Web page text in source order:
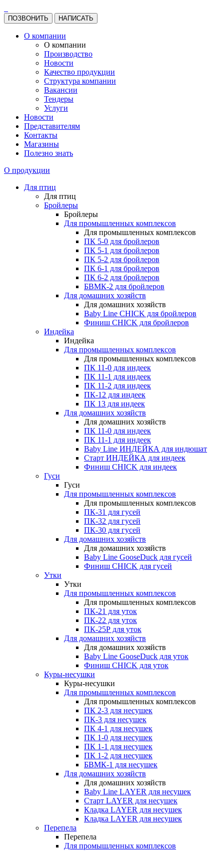
ПОЗВОНИТЬ НАПИСАТЬ
О компании
О компании
Производство
Новости
Качество продукции
Структура компании
Вакансии
Тендеры
Услуги
Новости
Представителям
Контакты
Магазины
Полезно знать
О продукции
Для птиц
Для птиц
Бройлеры
Бройлеры
Для промышленных комплексов
Для промышленных комплексов
ПК 5-0 для бройлеров
ПК 5-1 для бройлеров
ПК 5-2 для бройлеров
ПК 6-1 для бройлеров
ПК 6-2 для бройлеров
БВМК-2 для бройлеров
Для домашних хозяйств
Для домашних хозяйств
Baby Line CHICK для бройлеров
Финиш CHICK для бройлеров
Индейка
Индейка
Для промышленных комплексов
Для промышленных комплексов
ПК 11-0 для индеек
ПК 11-1 для индеек
ПК 11-2 для индеек
ПК-12 для индеек
ПК 13 для индеек
Для домашних хозяйств
Для домашних хозяйств
ПК 11-0 для индеек
ПК 11-1 для индеек
Baby Line ИНДЕЙКА для индюшат
Старт ИНДЕЙКА для индеек
Финиш CHICK для индеек
Гуси
Гуси
Для промышленных комплексов
Для промышленных комплексов
ПК-31 для гусей
ПК-32 для гусей
ПК-30 для гусей
Для домашних хозяйств
Для домашних хозяйств
Baby Line GooseDuck для гусей
Финиш CHICK для гусей
Утки
Утки
Для промышленных комплексов
Для промышленных комплексов
ПК-21 для уток
ПК-22 для уток
ПК-25Р для уток
Для домашних хозяйств
Для домашних хозяйств
Baby Line GooseDuck для уток
Финиш CHICK для уток
Куры-несушки
Куры-несушки
Для промышленных комплексов
Для промышленных комплексов
ПК 2-3 для несушек
ПК-3 для несушек
ПК 4-1 для несушек
ПК 1-0 для несушек
ПК 1-1 для несушек
ПК 1-2 для несушек
БВМК-1 для несушек
Для домашних хозяйств
Для домашних хозяйств
Baby Line LAYER для несушек
Старт LAYER для несушек
Кладка LAYER для несушек
Кладка LAYER для несушек
Перепела
Перепела
Для промышленных комплексов